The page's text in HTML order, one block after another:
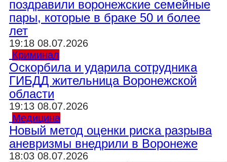
поздравили воронежские семейные
пары, которые в браке 50 и более
лет
19:18 08.07.2026
Криминал
Оскорбила и ударила сотрудника
ГИБДД жительница Воронежской
области
19:13 08.07.2026
Медицина
Новый метод оценки риска разрыва
аневризмы внедрили в Воронеже
18:03 08.07.2026